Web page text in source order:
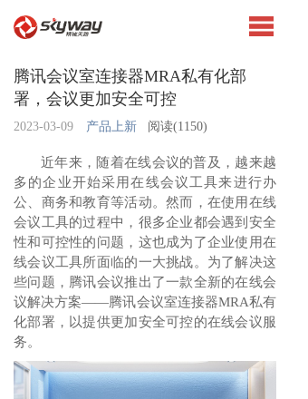
腾讯会议室连接器MRA私有化部
署，会议更加安全可控
2023-03-09 产品上新 阅读(1150)
近年来，随着在线会议的普及，越来越
多的企业开始采用在线会议工具来进行办
公、商务和教育等活动。然而，在使用在线
会议工具的过程中，很多企业都会遇到安全
性和可控性的问题，这也成为了企业使用在
线会议工具所面临的一大挑战。为了解决这
些问题，腾讯会议推出了一款全新的在线会
议解决方案——腾讯会议室连接器MRA私有
化部署，以提供更加安全可控的在线会议服
务。